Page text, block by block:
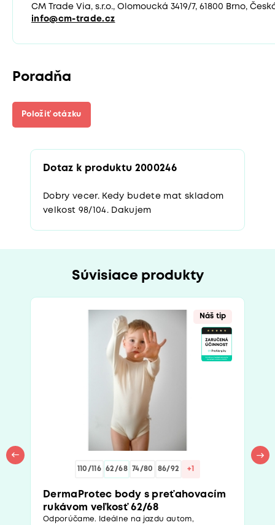
CM Trade Via, s.r.o., Olomoucká 3419/7, 61800 Brno,
info@cm-trade.cz
Poradňa
Položiť otázku
Dotaz k produktu 2000246
Dobry vecer. Kedy budete mat skladom
velkost 98/104. Dakujem
Súvisiace produkty
Náš tip
110/116 62/68 74/80 86/92 +1
DermaProtec body s preťahovacím
rukávom veľkosť 62/68
Odporúčame. Ideálne na jazdu autom,